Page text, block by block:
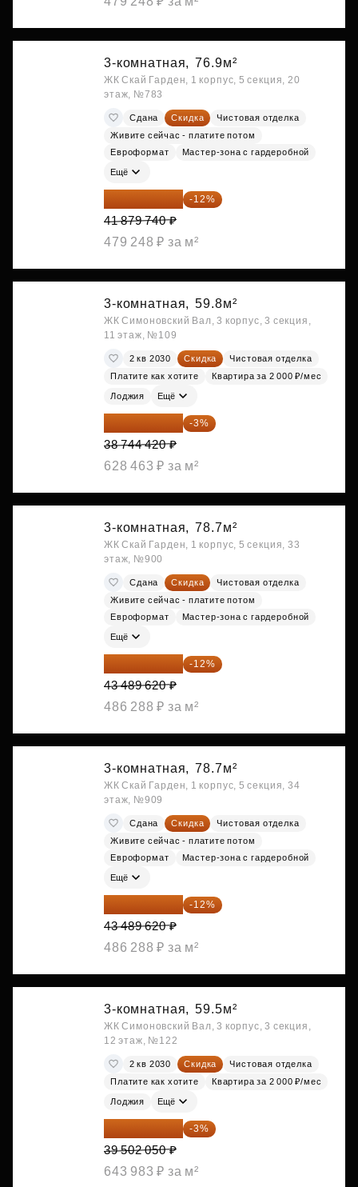
3-комнатная, 76.9м²
ЖК Скай Гарден, 1 корпус, 5 секция, 20
этаж, №783
Сдана Скидка
Чистовая отделка
Живите сейчас - платите потом
Евроформат
Мастер-зона с гардеробной
Ещё
36 854 171 ₽ -12%
41 879 740 ₽
479 248 ₽ за м²
3-комнатная, 59.8м²
ЖК Симоновский Вал, 3 корпус, 3 секция,
11 этаж, №109
2 кв 2030 Скидка
Чистовая отделка
Платите как хотите
Квартира за 2 000 ₽/мес
Лоджия Ещё
37 582 087 ₽ -3%
38 744 420 ₽
628 463 ₽ за м²
3-комнатная, 78.7м²
ЖК Скай Гарден, 1 корпус, 5 секция, 33
этаж, №900
Сдана Скидка
Чистовая отделка
Живите сейчас - платите потом
Евроформат
Мастер-зона с гардеробной
Ещё
38 270 866 ₽ -12%
43 489 620 ₽
486 288 ₽ за м²
3-комнатная, 78.7м²
ЖК Скай Гарден, 1 корпус, 5 секция, 34
этаж, №909
Сдана Скидка
Чистовая отделка
Живите сейчас - платите потом
Евроформат
Мастер-зона с гардеробной
Ещё
38 270 866 ₽ -12%
43 489 620 ₽
486 288 ₽ за м²
3-комнатная, 59.5м²
ЖК Симоновский Вал, 3 корпус, 3 секция,
12 этаж, №122
2 кв 2030 Скидка
Чистовая отделка
Платите как хотите
Квартира за 2 000 ₽/мес
Лоджия Ещё
38 316 989 ₽ -3%
39 502 050 ₽
643 983 ₽ за м²